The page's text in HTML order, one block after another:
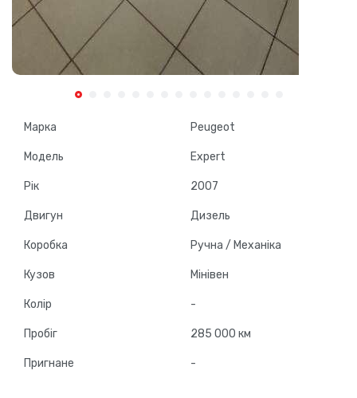
Марка Peugeot
Модель Expert
Рік 2007
Двигун Дизель
Коробка Ручна / Механіка
Кузов Мінівен
Колір -
Пробіг 285 000 км
Пригнане -